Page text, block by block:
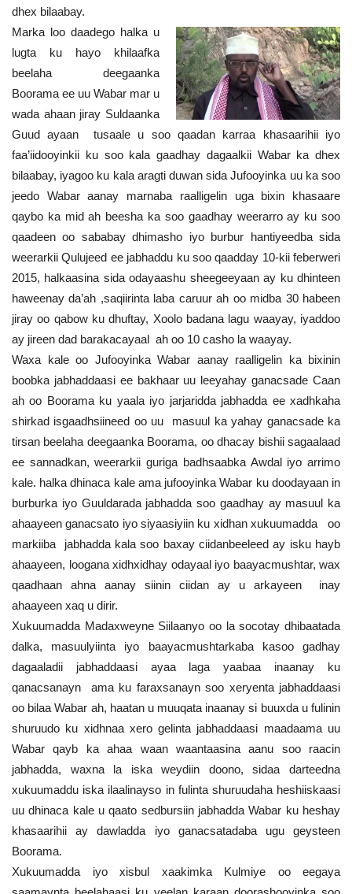
dhex bilaabay.
Marka loo daadego halka u
lugta ku hayo khilaafka
beelaha deegaanka
Boorama ee uu Wabar mar u
wada ahaan jiray Suldaanka
Guud ayaan tusaale u soo qaadan karraa khasaarihii iyo
faa’iidooyinkii ku soo kala gaadhay dagaalkii Wabar ka dhex
bilaabay, iyagoo ku kala aragti duwan sida Jufooyinka uu ka soo
jeedo Wabar aanay marnaba raalligelin uga bixin khasaare
qaybo ka mid ah beesha ka soo gaadhay weerarro ay ku soo
qaadeen oo sababay dhimasho iyo burbur hantiyeedba sida
weerarkii Qulujeed ee jabhaddu ku soo qaadday 10-kii feberweri
2015, halkaasina sida odayaashu sheegeeyaan ay ku dhinteen
haweenay da’ah ,saqiirinta laba caruur ah oo midba 30 habeen
jiray oo qabow ku dhuftay, Xoolo badana lagu waayay, iyaddoo
ay jireen dad barakacayaal ah oo 10 casho la waayay.
Waxa kale oo Jufooyinka Wabar aanay raalligelin ka bixinin
boobka jabhaddaasi ee bakhaar uu leeyahay ganacsade Caan
ah oo Boorama ku yaala iyo jarjaridda jabhadda ee xadhkaha
shirkad isgaadhsiineed oo uu masuul ka yahay ganacsade ka
tirsan beelaha deegaanka Boorama, oo dhacay bishii sagaalaad
ee sannadkan, weerarkii guriga badhsaabka Awdal iyo arrimo
kale. halka dhinaca kale ama jufooyinka Wabar ku doodayaan in
burburka iyo Guuldarada jabhadda soo gaadhay ay masuul ka
ahaayeen ganacsato iyo siyaasiyiin ku xidhan xukuumadda oo
markiiba jabhadda kala soo baxay ciidanbeeleed ay isku hayb
ahaayeen, loogana xidhxidhay odayaal iyo baayacmushtar, wax
qaadhaan ahna aanay siinin ciidan ay u arkayeen inay
ahaayeen xaq u dirir.
Xukuumadda Madaxweyne Siilaanyo oo la socotay dhibaatada
dalka, masuulyiinta iyo baayacmushtarkaba kasoo gadhay
dagaaladii jabhaddaasi ayaa laga yaabaa inaanay ku
qanacsanayn ama ku faraxsanayn soo xeryenta jabhaddaasi
oo bilaa Wabar ah, haatan u muuqata inaanay si buuxda u fulinin
shuruudo ku xidhnaa xero gelinta jabhaddaasi maadaama uu
Wabar qayb ka ahaa waan waantaasina aanu soo raacin
jabhadda, waxna la iska weydiin doono, sidaa darteedna
xukuumaddu iska ilaalinayso in fulinta shuruudaha heshiiskaasi
uu dhinaca kale u qaato sedbursiin jabhadda Wabar ku heshay
khasaarihii ay dawladda iyo ganacsatadaba ugu geysteen
Boorama.
Xukuumadda iyo xisbul xaakimka Kulmiye oo eegaya